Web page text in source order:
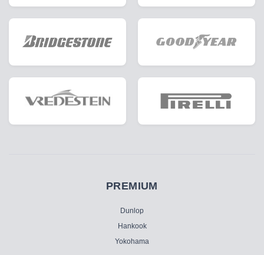
PREMIUM
Dunlop
Hankook
Yokohama